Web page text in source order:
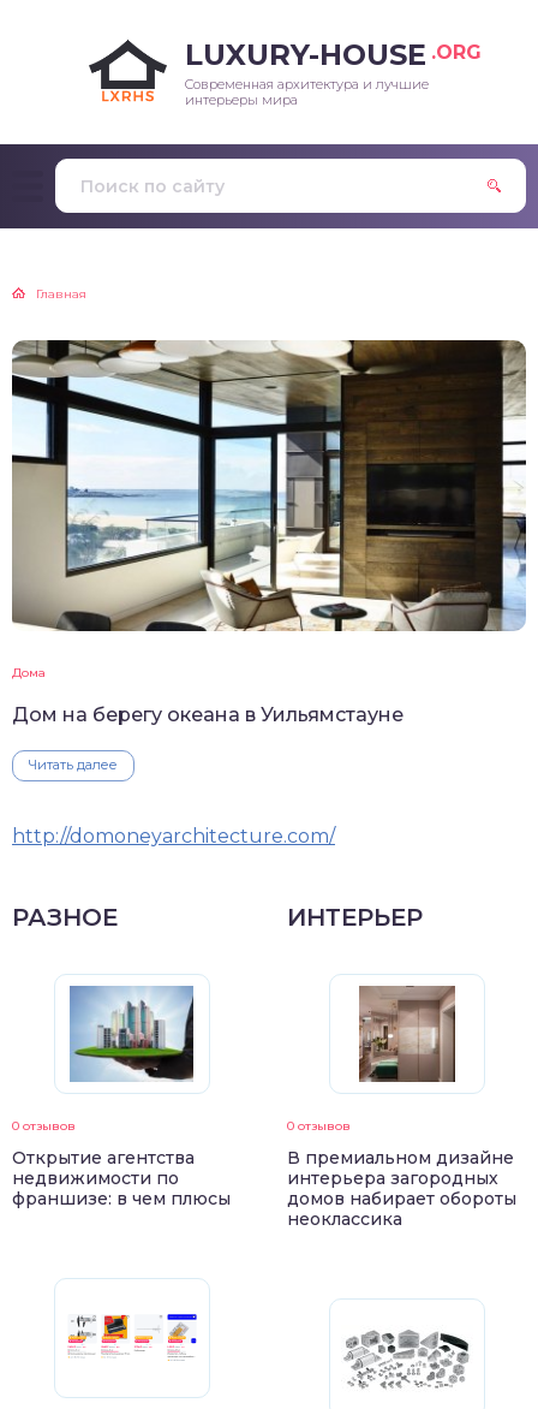
LUXURY-HOUSE .ORG
Современная архитектура и лучшие
интерьеры мира
Главная
Дома
Дом на берегу океана в Уильямстауне
Читать далее
http://domoneyarchitecture.com/
РАЗНОЕ
0 отзывов
Открытие агентства
недвижимости по
франшизе: в чем плюсы
ИНТЕРЬЕР
0 отзывов
В премиальном дизайне
интерьера загородных
домов набирает обороты
неоклассика